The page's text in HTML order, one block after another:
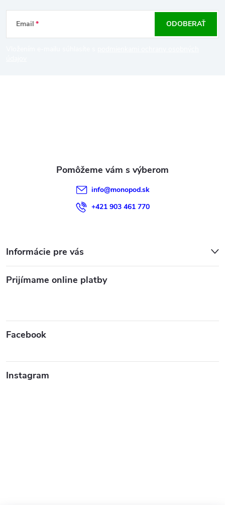
Z
á
Email ODOBERAŤ
info@monopod.sk
+421 903 461 770
Informácie pre vás
Prijímame online platby
Facebook
Instagram